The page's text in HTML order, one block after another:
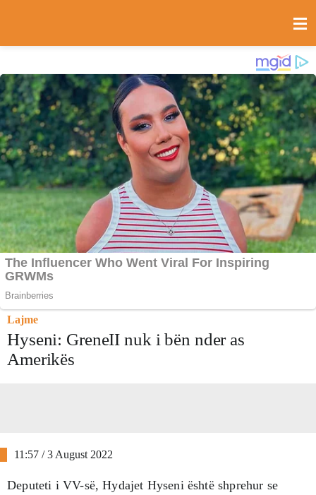
Lajme
Hyseni: GreneII nuk i bën nder as
Amerikës
11:57 / 3 August 2022
Deputeti i VV-së, Hydajet Hyseni është shprehur se